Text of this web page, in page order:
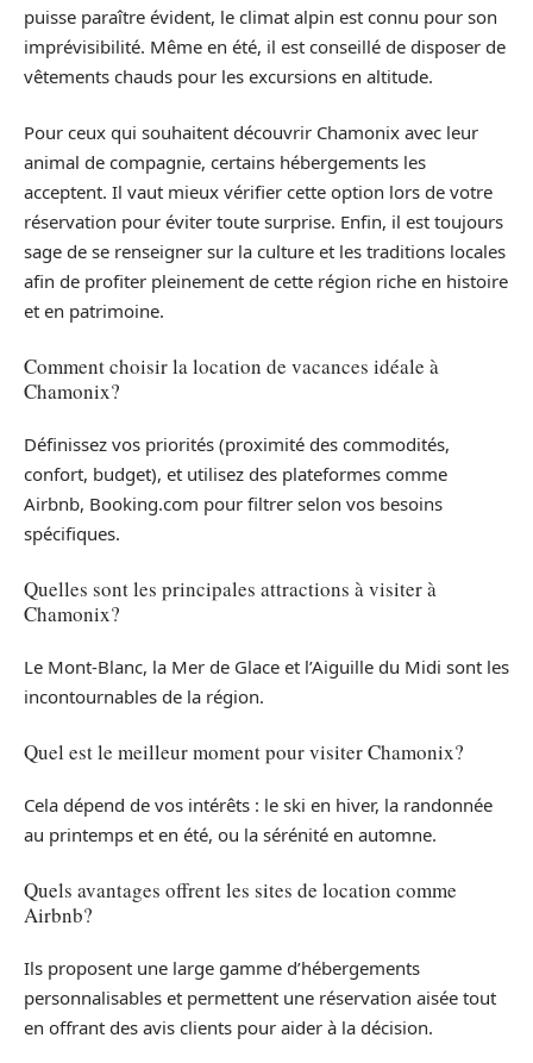
puisse paraître évident, le climat alpin est connu pour son
imprévisibilité. Même en été, il est conseillé de disposer de
vêtements chauds pour les excursions en altitude.
Pour ceux qui souhaitent découvrir Chamonix avec leur
animal de compagnie, certains hébergements les
acceptent. Il vaut mieux vérifier cette option lors de votre
réservation pour éviter toute surprise. Enfin, il est toujours
sage de se renseigner sur la culture et les traditions locales
afin de profiter pleinement de cette région riche en histoire
et en patrimoine.
Comment choisir la location de vacances idéale à
Chamonix?
Définissez vos priorités (proximité des commodités,
confort, budget), et utilisez des plateformes comme
Airbnb, Booking.com pour filtrer selon vos besoins
spécifiques.
Quelles sont les principales attractions à visiter à
Chamonix?
Le Mont-Blanc, la Mer de Glace et l’Aiguille du Midi sont les
incontournables de la région.
Quel est le meilleur moment pour visiter Chamonix?
Cela dépend de vos intérêts : le ski en hiver, la randonnée
au printemps et en été, ou la sérénité en automne.
Quels avantages offrent les sites de location comme
Airbnb?
Ils proposent une large gamme d’hébergements
personnalisables et permettent une réservation aisée tout
en offrant des avis clients pour aider à la décision.